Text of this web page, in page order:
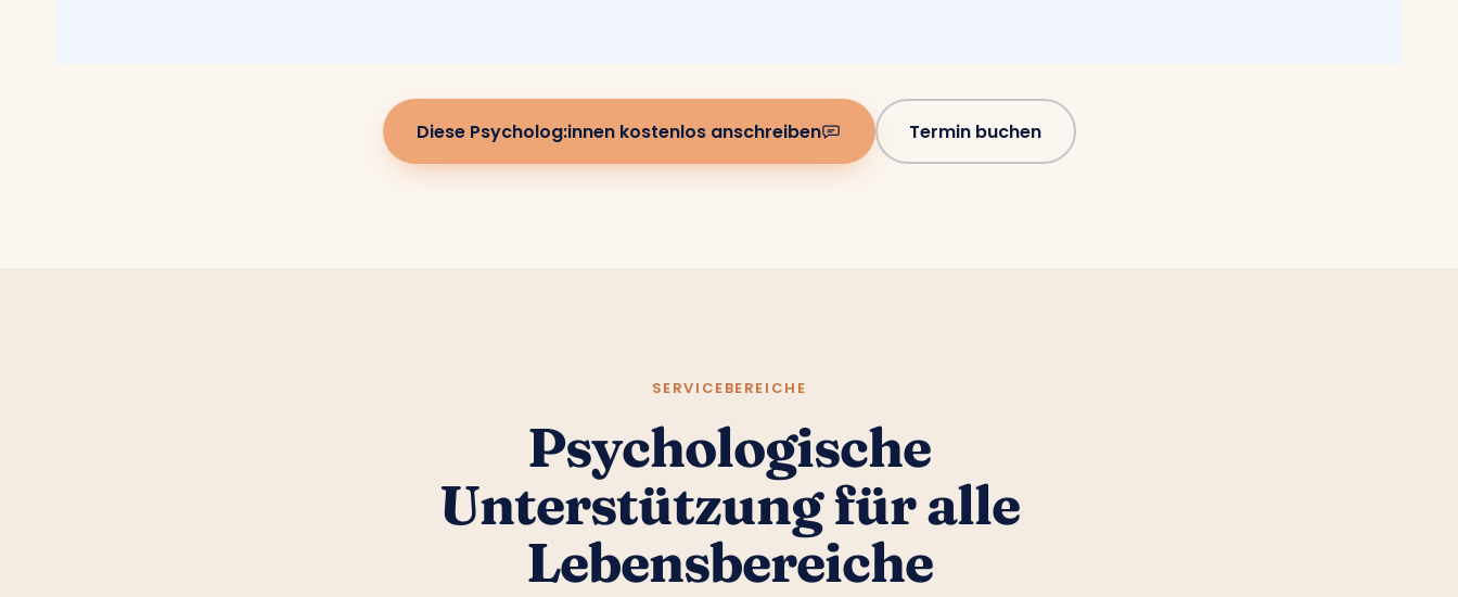
Diese Psycholog:innen kostenlos anschreiben Termin buchen
SERVICEBEREICHE
Psychologische
Unterstützung für alle
Lebensbereiche